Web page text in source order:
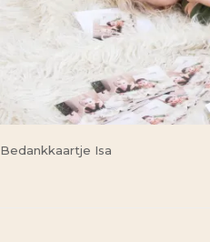
Bedankkaartje Isa